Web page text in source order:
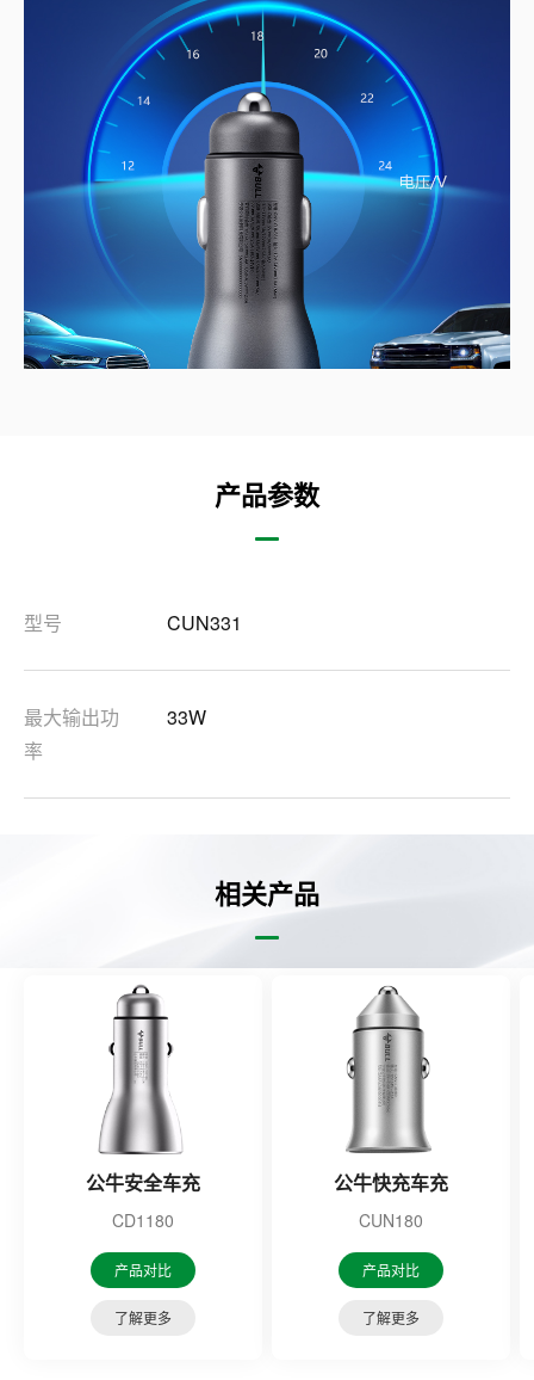
产品参数
型号 CUN331
最大输出功
率
33W
相关产品
公牛安全车充
CD1180
产品对比
了解更多
公牛快充车充
CUN180
产品对比
了解更多